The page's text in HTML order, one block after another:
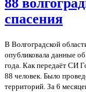
88
спасения
В Волгоградской
опубликовала данные
года. Как передаёт СИ
88 человек. Было
территорий. За 6